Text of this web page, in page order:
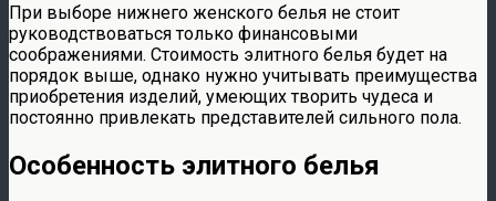
При выборе нижнего женского белья не стоит
руководствоваться только финансовыми
соображениями. Стоимость элитного белья будет на
порядок выше, однако нужно учитывать преимущества
приобретения изделий, умеющих творить чудеса и
постоянно привлекать представителей сильного пола.
Особенность элитного белья